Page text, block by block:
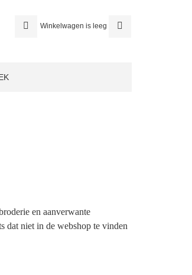
Winkelwagen is leeg
en aanverwante
dat niet in de webshop te vinden